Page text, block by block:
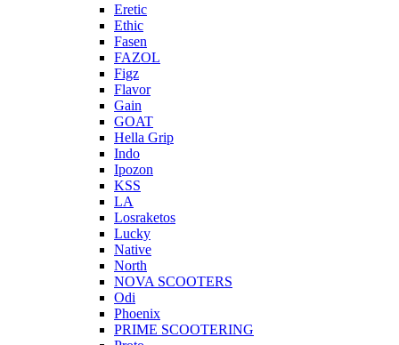
Eretic
Ethic
Fasen
FAZOL
Figz
Flavor
Gain
GOAT
Hella Grip
Indo
Ipozon
KSS
LA
Losraketos
Lucky
Native
North
NOVA SCOOTERS
Odi
Phoenix
PRIME SCOOTERING